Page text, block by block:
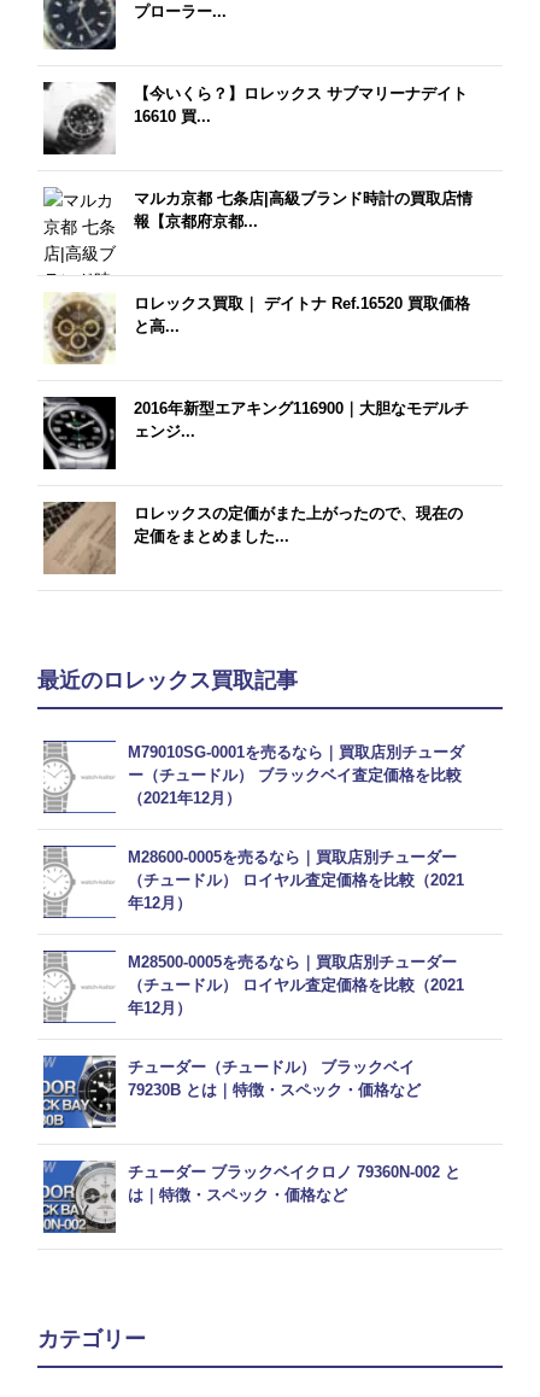
プローラー...
【今いくら？】ロレックス サブマリーナデイト
16610 買...
マルカ京都 七条店|高級ブランド時計の買取店情
報【京都府京都...
ロレックス買取｜ デイトナ Ref.16520 買取価格
と高...
2016年新型エアキング116900｜大胆なモデルチ
ェンジ...
ロレックスの定価がまた上がったので、現在の
定価をまとめました...
最近のロレックス買取記事
M79010SG-0001を売るなら｜買取店別チューダ
ー（チュードル） ブラックベイ査定価格を比較
（2021年12月）
M28600-0005を売るなら｜買取店別チューダー
（チュードル） ロイヤル査定価格を比較（2021
年12月）
M28500-0005を売るなら｜買取店別チューダー
（チュードル） ロイヤル査定価格を比較（2021
年12月）
チューダー（チュードル） ブラックベイ
79230B とは｜特徴・スペック・価格など
チューダー ブラックベイクロノ 79360N-002 と
は｜特徴・スペック・価格など
カテゴリー